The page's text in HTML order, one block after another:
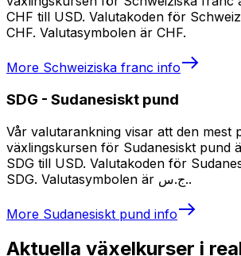
CHF till USD. Valutakoden för
CHF. Valutasymbolen är CHF.
More Schweiziska franc info
SDG - Sudanesiskt pund
Vår valutarankning visar att den mest
växlingskursen för Sudanesiskt pund
SDG till USD. Valutakoden för
SDG. Valutasymbolen är ج.س..
More Sudanesiskt pund info
Aktuella växelkurser i